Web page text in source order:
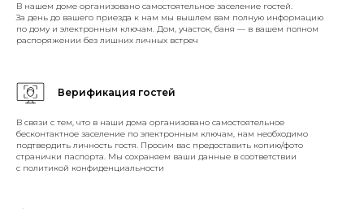
В нашем доме организовано самостоятельное заселение гостей.
За день до вашего приезда к нам мы вышлем вам полную информацию
по дому и электронным ключам. Дом, участок, баня — в вашем полном
распоряжении без лишних личных встреч
Верификация гостей
В связи с тем, что в наши дома организовано самостоятельное
бесконтактное заселение по электронным ключам, нам необходимо
подтвердить личность гостя. Просим вас предоставить копию/фото
странички паспорта. Мы сохраняем ваши данные в соответствии
с политикой конфиденциальности